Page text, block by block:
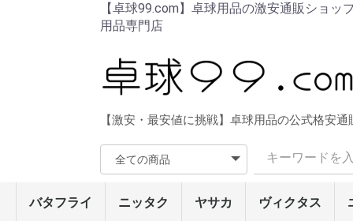
【卓球99.com】卓球用品の激安通販ショッ
用品専門店
【激安・最安値に挑戦】卓球用品の公式格安通
バタフライ ニッタク ヤサカ ヴィクタス